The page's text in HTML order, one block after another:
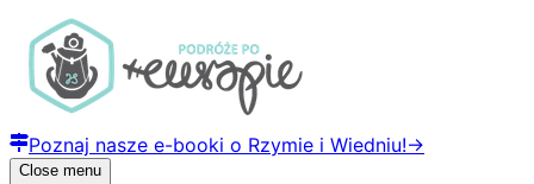
Poznaj nasze e-booki o Rzymie i Wiedniu!→
Close menu